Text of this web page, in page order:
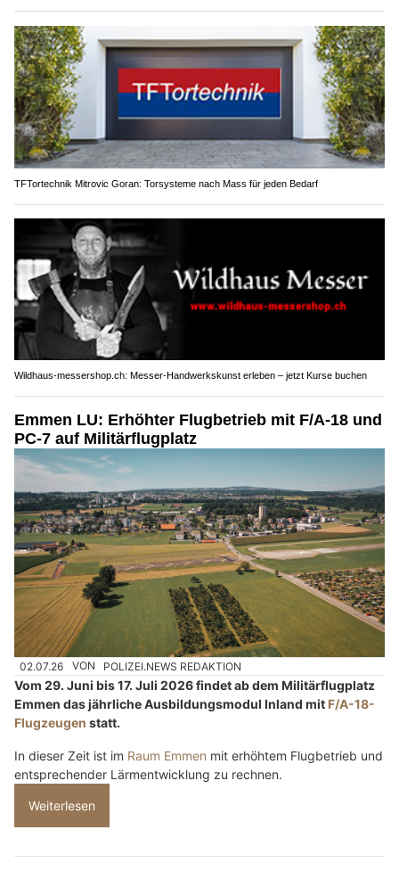
TFTortechnik Mitrovic Goran: Torsysteme nach Mass für jeden Bedarf
Wildhaus-messershop.ch: Messer-Handwerkskunst erleben – jetzt Kurse buchen
Emmen LU: Erhöhter Flugbetrieb mit F/A-18 und
PC-7 auf Militärflugplatz
02.07.26 VON POLIZEI.NEWS REDAKTION
Vom 29. Juni bis 17. Juli 2026 findet ab dem Militärflugplatz
Emmen das jährliche Ausbildungsmodul Inland mit F/A-18-
Flugzeugen statt.
In dieser Zeit ist im Raum Emmen mit erhöhtem Flugbetrieb und
entsprechender Lärmentwicklung zu rechnen.
Weiterlesen